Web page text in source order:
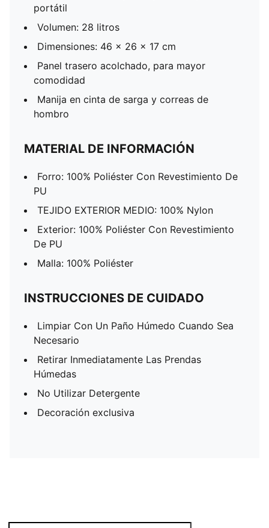
portátil
Volumen: 28 litros
Dimensiones: 46 x 26 x 17 cm
Panel trasero acolchado, para mayor
comodidad
Manija en cinta de sarga y correas de
hombro
MATERIAL DE INFORMACIÓN
Forro: 100% Poliéster Con Revestimiento De
PU
TEJIDO EXTERIOR MEDIO: 100% Nylon
Exterior: 100% Poliéster Con Revestimiento
De PU
Malla: 100% Poliéster
INSTRUCCIONES DE CUIDADO
Limpiar Con Un Paño Húmedo Cuando Sea
Necesario
Retirar Inmediatamente Las Prendas
Húmedas
No Utilizar Detergente
Decoración exclusiva